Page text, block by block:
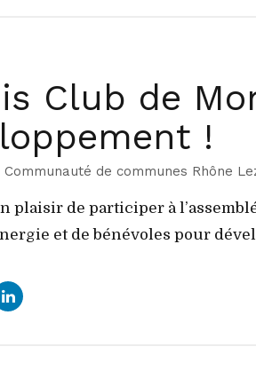
Club de
!
Communauté de communes Rhône
plaisir de participer à
et de bénévoles pour